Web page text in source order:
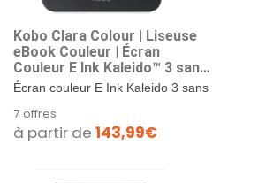
Kobo Clara Colour | Liseuse
eBook Couleur | Écran
Couleur E Ink Kaleido™ 3 sans
Reflets de 6" | Option Mode
Audio | 16 Go de Stockage |
Noir
Écran couleur E Ink Kaleido 3 sans
des passages d’un effleurement du
doigt....
7 offres
à partir de 143,99€